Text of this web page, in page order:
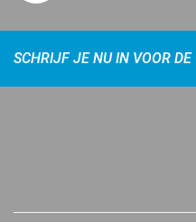
SCHRIJF JE NU IN VOOR